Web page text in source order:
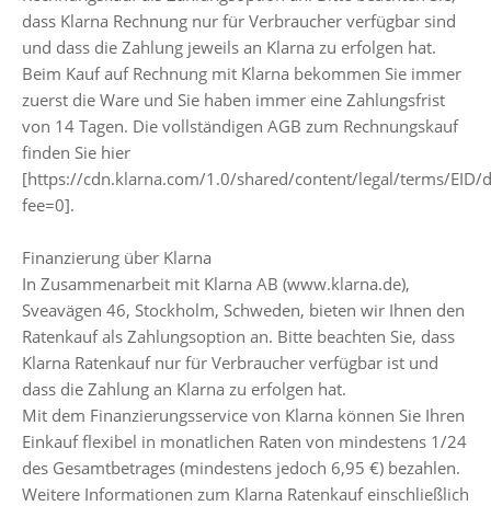
dass Klarna Rechnung nur für Verbraucher verfügbar sind
und dass die Zahlung jeweils an Klarna zu erfolgen hat.
Beim Kauf auf Rechnung mit Klarna bekommen Sie immer
zuerst die Ware und Sie haben immer eine Zahlungsfrist
von 14 Tagen. Die vollständigen AGB zum Rechnungskauf
finden Sie hier
[https://cdn.klarna.com/1.0/shared/content/legal/terms/EID/
fee=0].
Finanzierung über Klarna
In Zusammenarbeit mit Klarna AB (www.klarna.de),
Sveavägen 46, Stockholm, Schweden, bieten wir Ihnen den
Ratenkauf als Zahlungsoption an. Bitte beachten Sie, dass
Klarna Ratenkauf nur für Verbraucher verfügbar ist und
dass die Zahlung an Klarna zu erfolgen hat.
Mit dem Finanzierungsservice von Klarna können Sie Ihren
Einkauf flexibel in monatlichen Raten von mindestens 1/24
des Gesamtbetrages (mindestens jedoch 6,95 €) bezahlen.
Weitere Informationen zum Klarna Ratenkauf einschließlich